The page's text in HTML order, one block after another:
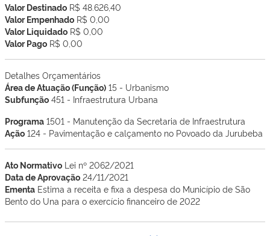
Valor Destinado R$ 48.626,40
Valor Empenhado R$ 0,00
Valor Liquidado R$ 0,00
Valor Pago R$ 0,00
Detalhes Orçamentários
Área de Atuação (Função) 15 - Urbanismo
Subfunção 451 - Infraestrutura Urbana
Programa 1501 - Manutenção da Secretaria de Infraestrutura
Ação 124 - Pavimentação e calçamento no Povoado da Jurubeba
Ato Normativo Lei nº 2062/2021
Data de Aprovação 24/11/2021
Ementa Estima a receita e fixa a despesa do Município de São
Bento do Una para o exercício financeiro de 2022